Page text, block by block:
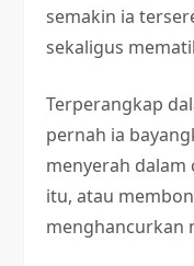
semakin ia
sekaligus
Terperangkap
pernah ia
menyerah dalam
itu, atau
menghancurkan